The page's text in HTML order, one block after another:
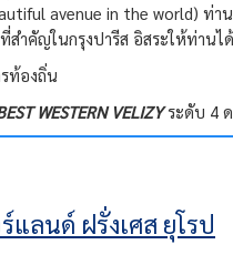
avenue in the world) ท่า
ำคัญในกรุงปารีส อิสระให้ท่าน
ท้องถิ่น
WESTERN VELIZYระดับ 4 ด
แลนด์ ฝรั่งเศส ยุโรป